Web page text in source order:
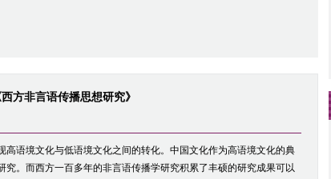
方非言语传播思想研究》
高语境文化与低语境文化之间的转化。中国文化作为高语境文化的典
。而西方一百多年的非言语传播学研究积累了丰硕的研究成果可以